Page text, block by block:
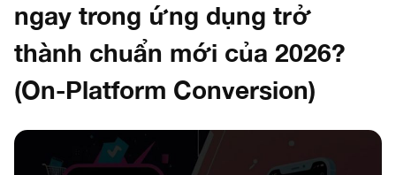
ngay trong ứng dụng trở
thành chuẩn mới của 2026?
(On-Platform Conversion)